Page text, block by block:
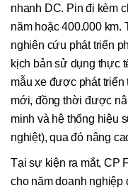
nhanh DC. Pin đi kèm
năm hoặc 400.000 km.
nghiên cứu phát triển
kịch bản sử dụng thực
mẫu xe được phát triển
mới, đồng thời được
minh và hệ thống hiệu
nghiệt), qua đó nâng
Tại sự kiện ra mắt, CP
cho năm doanh nghiệp